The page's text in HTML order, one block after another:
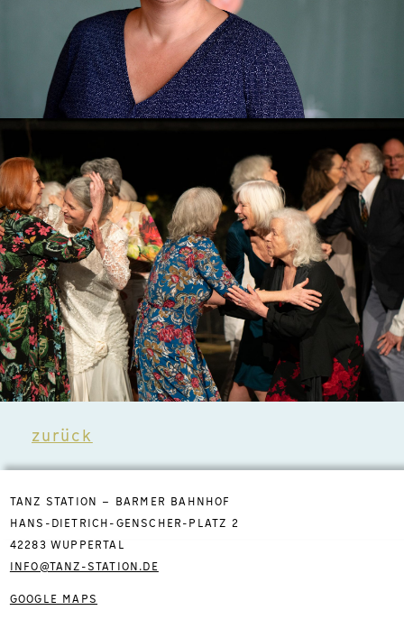
zurück
TANZ STATION – BARMER BAHNHOF
HANS-DIETRICH-GENSCHER-PLATZ 2
42283 WUPPERTAL
INFO@TANZ-STATION.DE
GOOGLE MAPS